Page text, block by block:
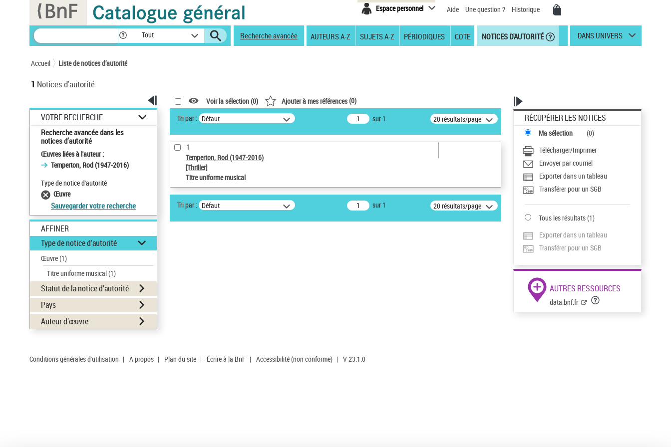
Espace personnel Aide Une question ? Historique
Tout Recherche avancée AUTEURS A-Z SUJETS A-Z PÉRIODIQUES COTE NOTICES D'AUTORITÉ DANS UNIVERS
Accueil Liste de notices d’autorité
1 Notices d'autorité
VOTRE RECHERCHE
Recherche avancée dans les
notices d’autorité
Œuvres liées à l'auteur :
Temperton, Rod (1947-2016)
Type de notice d'autorité
Œuvre
Sauvegarder votre recherche
AFFINER
Type de notice d'autorité
Œuvre(1)
Titre uniforme musical(1)
Statut de la notice d’autorité
Pays
Auteur d’œuvre
Voir la sélection (0) Ajouter à mes références(0)
Tri par : Défaut sur 1 20 résultats/page
1
Temperton, Rod (1947-2016)
[Thriller]
Titre uniforme musical
Tri par : Défaut sur 1 20 résultats/page
RÉCUPÉRER LES NOTICES
Ma sélection (0)
Télécharger/Imprimer
Envoyer par courriel
Exporter dans un tableau
Transférer pour un SGB
Tous les résultats(1)
Exporter dans un tableau
Transférer pour un SGB
AUTRES RESSOURCES
data.bnf.fr
Conditions générales d'utilisation | A propos | Plan du site | Écrire à la BnF | Accessibilité (non conforme) | V 23.1.0
Panneau de gestion des cookies